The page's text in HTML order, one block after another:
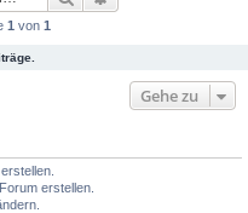
1 von 1
Gehe zu
erstellen.